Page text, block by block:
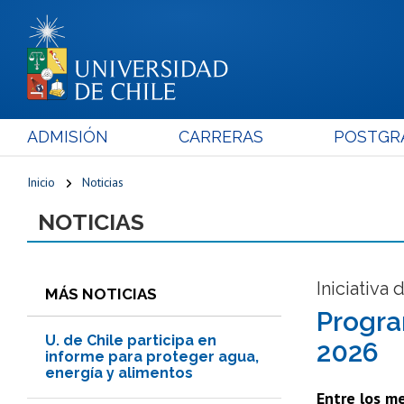
ADMISIÓN CARRERAS
Inicio Noticias
NOTICIAS
MÁS NOTICIAS
U. de Chile participa en
informe para proteger agua,
energía y alimentos
Iniciativa
2026
Entre los